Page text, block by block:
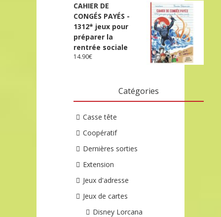
CAHIER DE
CONGÉS PAYÉS -
1312* jeux pour
préparer la
rentrée sociale
14.90€
Catégories
Casse tête
Coopératif
Dernières sorties
Extension
Jeux d'adresse
Jeux de cartes
Disney Lorcana